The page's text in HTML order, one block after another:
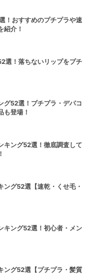
！おすすめのプチプラや速
紹介！
選！落ちないリップをプチ
グ52選！プチプラ・デパコ
も登場！
キング52選！徹底調査して
ング52選【速乾・くせ毛・
キング52選！初心者・メン
ング52選【プチプラ・髪質